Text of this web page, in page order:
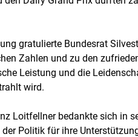
gratulierte Bundesrat
Zahlen und zu den
Leistung und die
wird.
Loitfellner bedankte sich in
Politik für ihre